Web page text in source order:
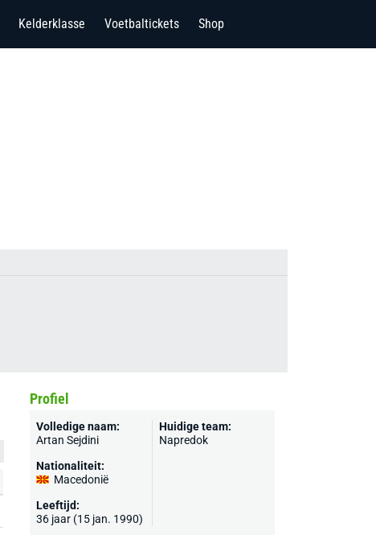
Kelderklasse Voetbaltickets Shop
Profiel
Volledige naam:
Artan Sejdini
Nationaliteit:
Macedonië
Leeftijd:
36 jaar (15 jan. 1990)
Huidige team:
Napredok